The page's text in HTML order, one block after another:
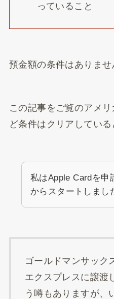
っていること
預金額の条件はありませ
この記事をご覧のアメ
ど条件はクリアしている
私はApple Cardを申
からスタートしまし
ゴールドマンサック
エクスプレスに譲渡
う噂もありますが、